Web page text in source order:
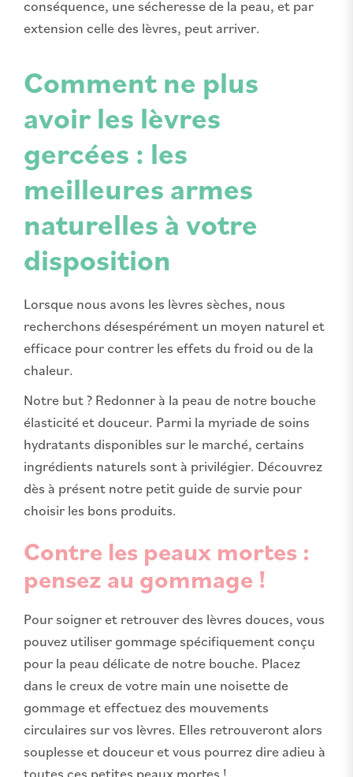
conséquence, une sécheresse de la peau, et par
extension celle des lèvres, peut arriver.
Comment ne plus
avoir les lèvres
gercées : les
meilleures armes
naturelles à votre
disposition
Lorsque nous avons les lèvres sèches, nous
recherchons désespérément un moyen naturel et
efficace pour contrer les effets du froid ou de la
chaleur.
Notre but ? Redonner à la peau de notre bouche
élasticité et douceur. Parmi la myriade de soins
hydratants disponibles sur le marché, certains
ingrédients naturels sont à privilégier. Découvrez
dès à présent notre petit guide de survie pour
choisir les bons produits.
Contre les peaux mortes :
pensez au gommage !
Pour soigner et retrouver des lèvres douces, vous
pouvez utiliser gommage spécifiquement conçu
pour la peau délicate de notre bouche. Placez
dans le creux de votre main une noisette de
gommage et effectuez des mouvements
circulaires sur vos lèvres. Elles retrouveront alors
souplesse et douceur et vous pourrez dire adieu à
toutes ces petites peaux mortes !